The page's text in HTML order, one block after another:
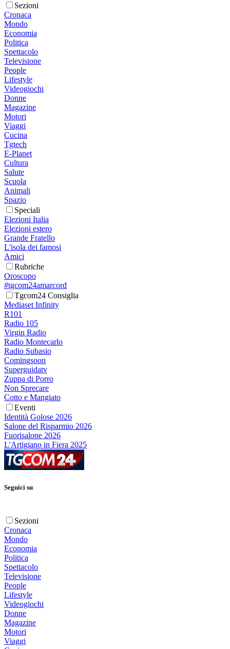
Sezioni
Cronaca
Mondo
Economia
Politica
Spettacolo
Televisione
People
Lifestyle
Videogiochi
Donne
Magazine
Motori
Viaggi
Cucina
Tgtech
E-Planet
Cultura
Salute
Scuola
Animali
Spazio
Speciali
Elezioni Italia
Elezioni estero
Grande Fratello
L'isola dei famosi
Amici
Rubriche
Oroscopo
#tgcom24amarcord
Tgcom24 Consiglia
Mediaset Infinity
R101
Radio 105
Virgin Radio
Radio Montecarlo
Radio Subasio
Comingsoon
Superguidatv
Zuppa di Porro
Non Sprecare
Cotto e Mangiato
Eventi
Identità Golose 2026
Salone del Risparmio 2026
Fuorisalone 2026
L'Artigiano in Fiera 2025
Seguici su
Sezioni
Cronaca
Mondo
Economia
Politica
Spettacolo
Televisione
People
Lifestyle
Videogiochi
Donne
Magazine
Motori
Viaggi